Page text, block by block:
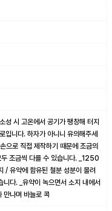
성 시 고온에서 공기가 팽창해 터지
입니다. 하자가 아니니 유의해주세
로 직접 제작하기 때문에 조금의
조금씩 다를 수 있습니다. _1250
/ 유약에 함유된 철분 성분이 몰려
다. _유약이 녹으면서 소지 내에서
만나며 바늘로 콕